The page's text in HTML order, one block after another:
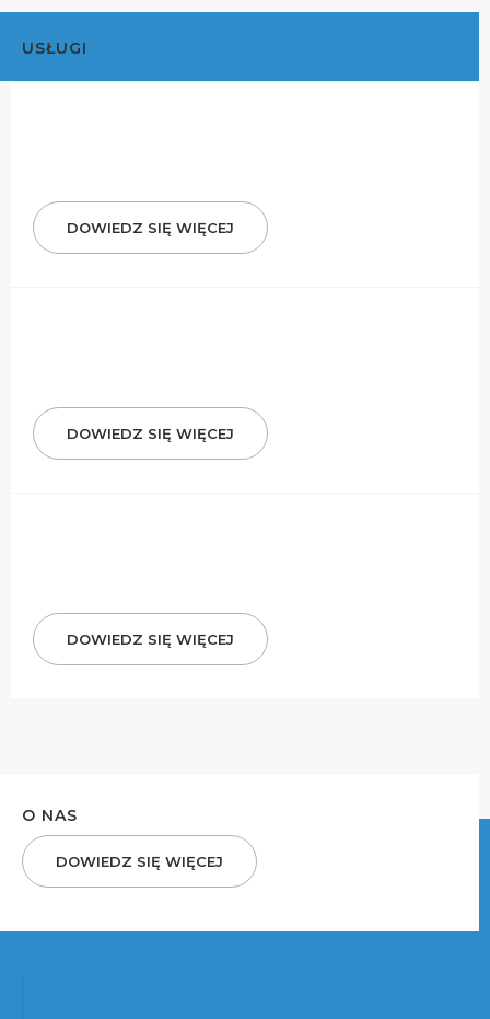
USŁUGI
DOWIEDZ SIĘ WIĘCEJ
DOWIEDZ SIĘ WIĘCEJ
DOWIEDZ SIĘ WIĘCEJ
O NAS
DOWIEDZ SIĘ WIĘCEJ